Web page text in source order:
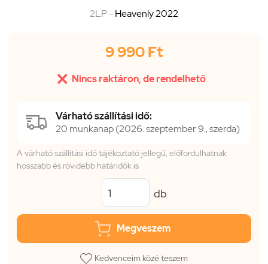
2LP -Heavenly 2022
9 990 Ft
 Nincs raktáron, de rendelhető
Várható szállítási idő:
20 munkanap (2026. szeptember 9., szerda)
A várható szállítási idő tájékoztató jellegű, előfordulhatnak
hosszabb és rövidebb határidők is
db
Megveszem
Kedvenceim közé teszem